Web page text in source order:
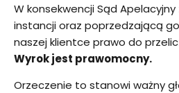
W konsekwencji Sąd Apelacyjny
instancji oraz poprzedzającą go
naszej klientce prawo do
Wyrok jest prawomocny.
Orzeczenie to stanowi ważny